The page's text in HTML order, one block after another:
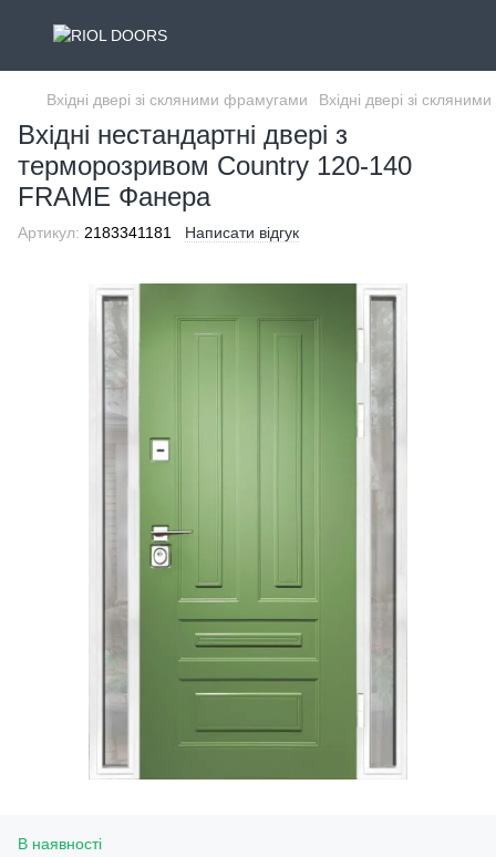
Вхідні двері зі скляними фрамугами Вхідні двері зі
Вхідні нестандартні двері з
терморозривом Country 120-140
FRAME Фанера
Артикул: 2183341181 Написати відгук
В наявності